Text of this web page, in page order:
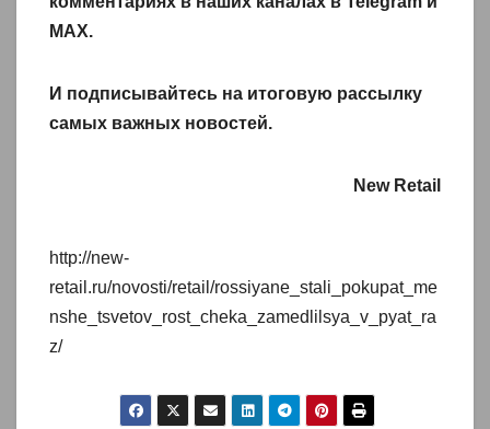
MAX.
И подписывайтесь на итоговую рассылку
самых важных новостей.
New Retail
http://new-
retail.ru/novosti/retail/rossiyane_stali_pokupat_me
nshe_tsvetov_rost_cheka_zamedlilsya_v_pyat_ra
z/